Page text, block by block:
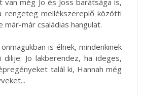
van még Jo és Joss barátsága is,
rengeteg mellékszereplő közötti
már családias hangulat.
is élnek, mindenkinek
dilije: Jo lakberendez, ha ideges,
talál ki, Hannah még